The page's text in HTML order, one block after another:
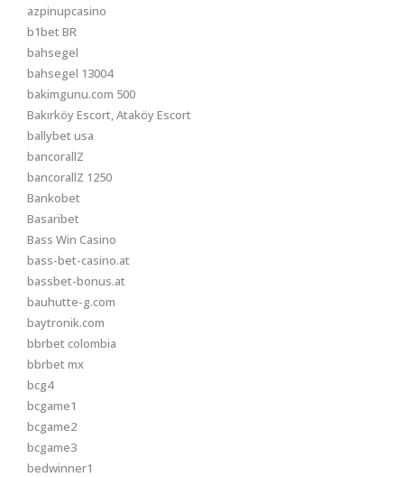
azpinupcasino
b1bet BR
bahsegel
bahsegel 13004
bakimgunu.com 500
Bakırköy Escort, Ataköy Escort
ballybet usa
bancorallZ
bancorallZ 1250
Bankobet
Basaribet
Bass Win Casino
bass-bet-casino.at
bassbet-bonus.at
bauhutte-g.com
baytronik.com
bbrbet colombia
bbrbet mx
bcg4
bcgame1
bcgame2
bcgame3
bedwinner1